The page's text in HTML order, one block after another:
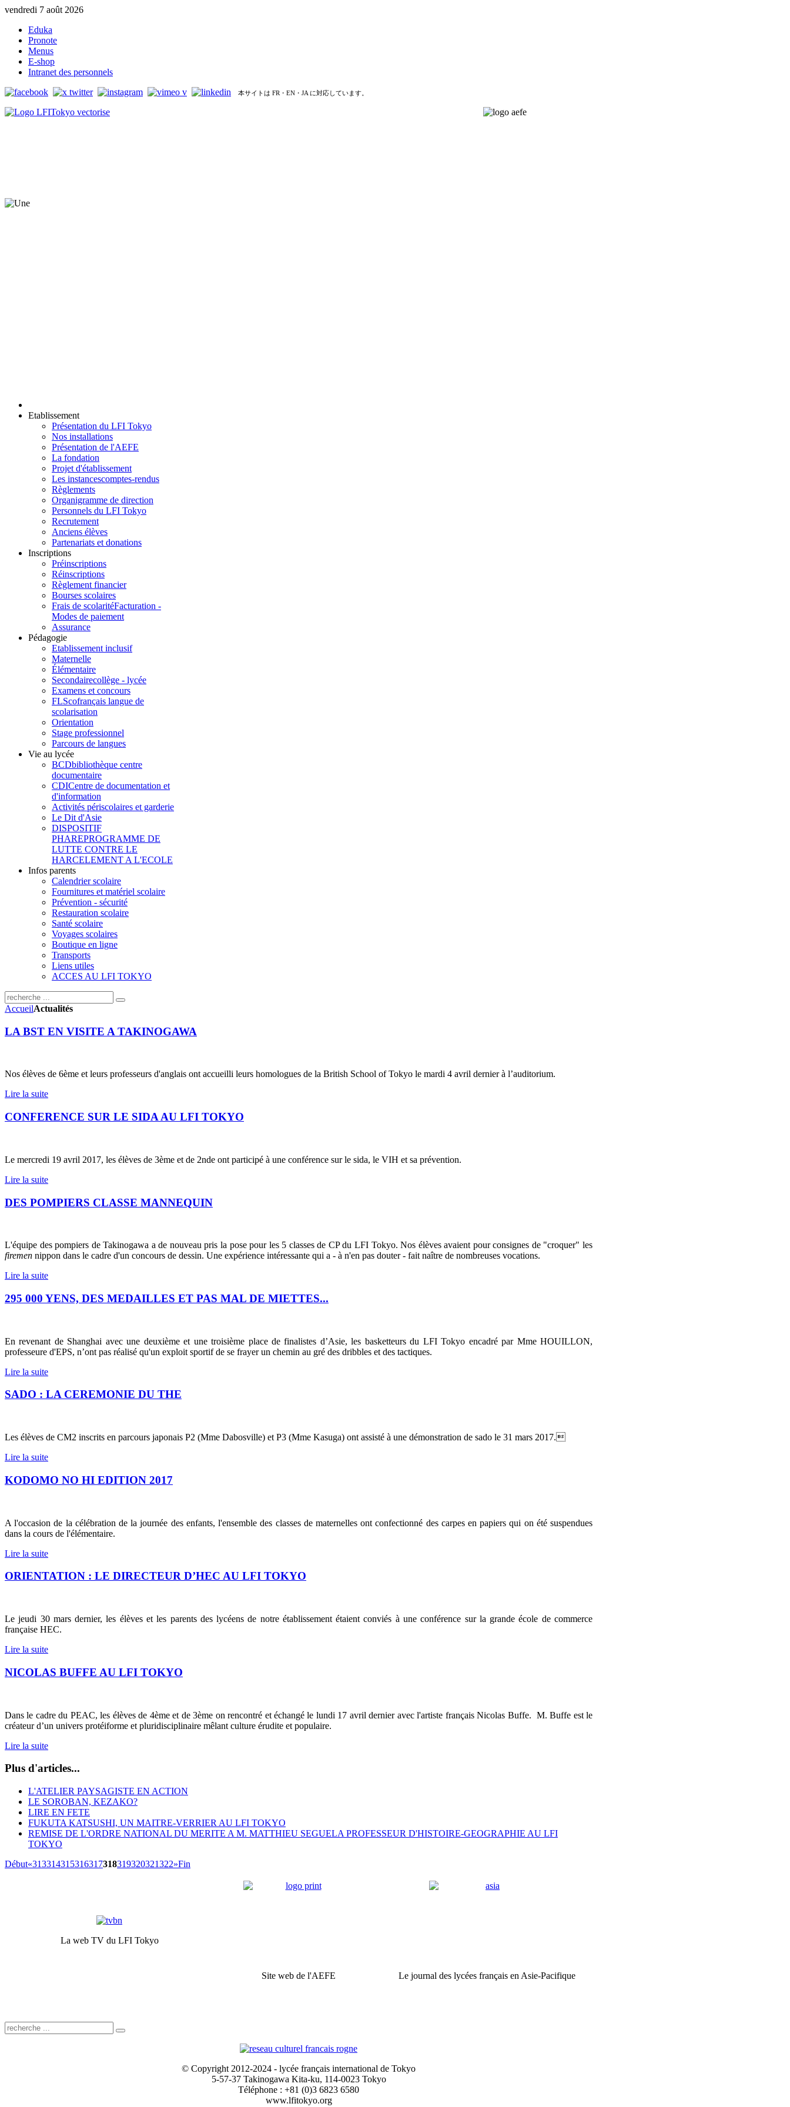
vendredi 7 août 2026
Eduka
Pronote
Menus
E-shop
Intranet des personnels
本サイトは FR・EN・JA に対応しています。
Etablissement
Présentation du LFI Tokyo
Nos installations
Présentation de l'AEFE
La fondation
Projet d'établissement
Les instancescomptes-rendus
Règlements
Organigramme de direction
Personnels du LFI Tokyo
Recrutement
Anciens élèves
Partenariats et donations
Inscriptions
Préinscriptions
Réinscriptions
Règlement financier
Bourses scolaires
Frais de scolaritéFacturation -
Modes de paiement
Assurance
Pédagogie
Etablissement inclusif
Maternelle
Élémentaire
Secondairecollège - lycée
Examens et concours
FLScofrançais langue de
scolarisation
Orientation
Stage professionnel
Parcours de langues
Vie au lycée
BCDbibliothèque centre
documentaire
CDICentre de documentation et
d'information
Activités périscolaires et garderie
Le Dit d'Asie
DISPOSITIF
PHAREPROGRAMME DE
LUTTE CONTRE LE
HARCELEMENT A L'ECOLE
Infos parents
Calendrier scolaire
Fournitures et matériel scolaire
Prévention - sécurité
Restauration scolaire
Santé scolaire
Voyages scolaires
Boutique en ligne
Transports
Liens utiles
ACCES AU LFI TOKYO
AccueilActualités
LA BST EN VISITE A TAKINOGAWA
Nos élèves de 6ème et leurs professeurs d'anglais ont accueilli leurs homologues de la British School of Tokyo le mardi 4 avril dernier à l’auditorium.
Lire la suite
CONFERENCE SUR LE SIDA AU LFI TOKYO
Le mercredi 19 avril 2017, les élèves de 3ème et de 2nde ont participé à une conférence sur le sida, le VIH et sa prévention.
Lire la suite
DES POMPIERS CLASSE MANNEQUIN
L'équipe des pompiers de Takinogawa a de nouveau pris la pose pour les 5 classes de CP du LFI Tokyo. Nos élèves avaient pour consignes de "croquer" les
firemen nippon dans le cadre d'un concours de dessin. Une expérience intéressante qui a - à n'en pas douter - fait naître de nombreuses vocations.
Lire la suite
295 000 YENS, DES MEDAILLES ET PAS MAL DE MIETTES...
En revenant de Shanghai avec une deuxième et une troisième place de finalistes d’Asie, les basketteurs du LFI Tokyo encadré par Mme HOUILLON,
professeure d'EPS, n’ont pas réalisé qu'un exploit sportif de se frayer un chemin au gré des dribbles et des tactiques.
Lire la suite
SADO : LA CEREMONIE DU THE
Les élèves de CM2 inscrits en parcours japonais P2 (Mme Dabosville) et P3 (Mme Kasuga) ont assisté à une démonstration de sado le 31 mars 2017.
Lire la suite
KODOMO NO HI EDITION 2017
A l'occasion de la célébration de la journée des enfants, l'ensemble des classes de maternelles ont confectionné des carpes en papiers qui on été suspendues
dans la cours de l'élémentaire.
Lire la suite
ORIENTATION : LE DIRECTEUR D’HEC AU LFI TOKYO
Le jeudi 30 mars dernier, les élèves et les parents des lycéens de notre établissement étaient conviés à une conférence sur la grande école de commerce
française HEC.
Lire la suite
NICOLAS BUFFE AU LFI TOKYO
Dans le cadre du PEAC, les élèves de 4ème et de 3ème on rencontré et échangé le lundi 17 avril dernier avec l'artiste français Nicolas Buffe. M. Buffe est le
créateur d’un univers protéiforme et pluridisciplinaire mêlant culture érudite et populaire.
Lire la suite
Plus d'articles...
L'ATELIER PAYSAGISTE EN ACTION
LE SOROBAN, KEZAKO?
LIRE EN FETE
FUKUTA KATSUSHI, UN MAITRE-VERRIER AU LFI TOKYO
REMISE DE L'ORDRE NATIONAL DU MERITE A M. MATTHIEU SEGUELA PROFESSEUR D'HISTOIRE-GEOGRAPHIE AU LFI
TOKYO
Début«313314315316317318319320321322»Fin
La web TV du LFI Tokyo
Site web de l'AEFE Le journal des lycées français en Asie-Pacifique
© Copyright 2012-2024 - lycée français international de Tokyo
5-57-37 Takinogawa Kita-ku, 114-0023 Tokyo
Téléphone : +81 (0)3 6823 6580
www.lfitokyo.org